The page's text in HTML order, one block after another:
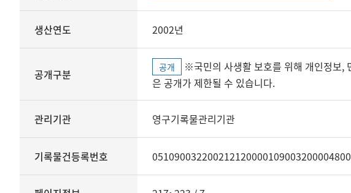
생산연도 2002년
공개구분 공개
은 공개가 제한될 수 있습니다.
관리기관 영구기록물관리기관
기록물건등록번호 051090032200212120000109003200004800